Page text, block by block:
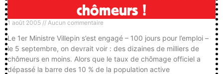
chômeurs !
1 août 2005 Aucun commentaire
Le 1er Ministre Villepin s’est engagé – 100 jours pour l’emploi –
le 5 septembre, on devrait voir : des dizaines de milliers de
chômeurs en moins. Alors que le taux de chômage officiel a
dépassé la barre des 10 % de la population active